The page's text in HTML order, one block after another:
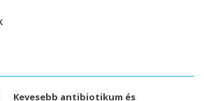
Kevesebb antibiotikum és